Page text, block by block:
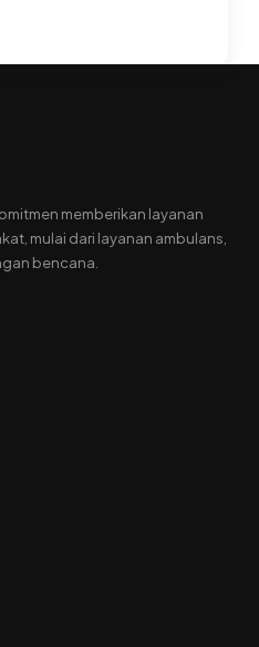
memberikan layanan
mulai dari layanan ambulans,
bencana.